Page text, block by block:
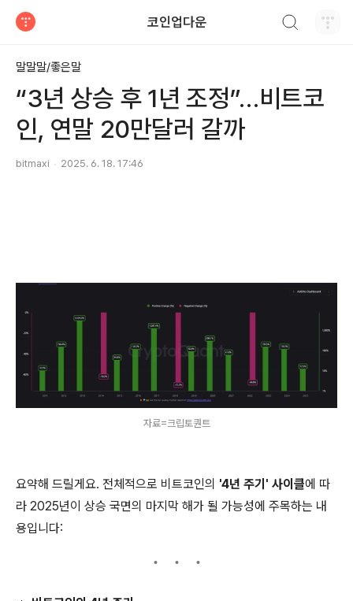
코인업다운
말말말/좋은말
“3년 상승 후 1년 조정”…비트코
인, 연말 20만달러 갈까
bitmaxi 2025. 6. 18. 17:46
자료=크립토퀀트
요약해 드릴게요. 전체적으로 비트코인의 '4년 주기' 사이클에 따
라 2025년이 상승 국면의 마지막 해가 될 가능성에 주목하는 내
용입니다: